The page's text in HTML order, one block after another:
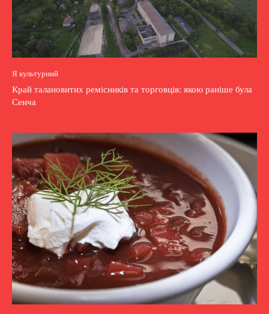
Я культурний
Край талановитих ремісників та торговців: якою раніше була
Сенча